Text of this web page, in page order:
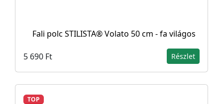
Fali polc STILISTA® Volato 50 cm - fa világos
5 690 Ft Részlet
TOP